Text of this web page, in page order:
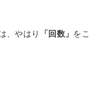
、やはり 「回数」 をこ